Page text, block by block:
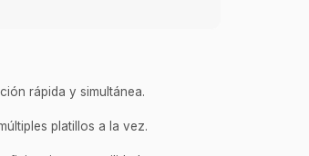
rápida y simultánea.
platillos a la vez.
GastroBot